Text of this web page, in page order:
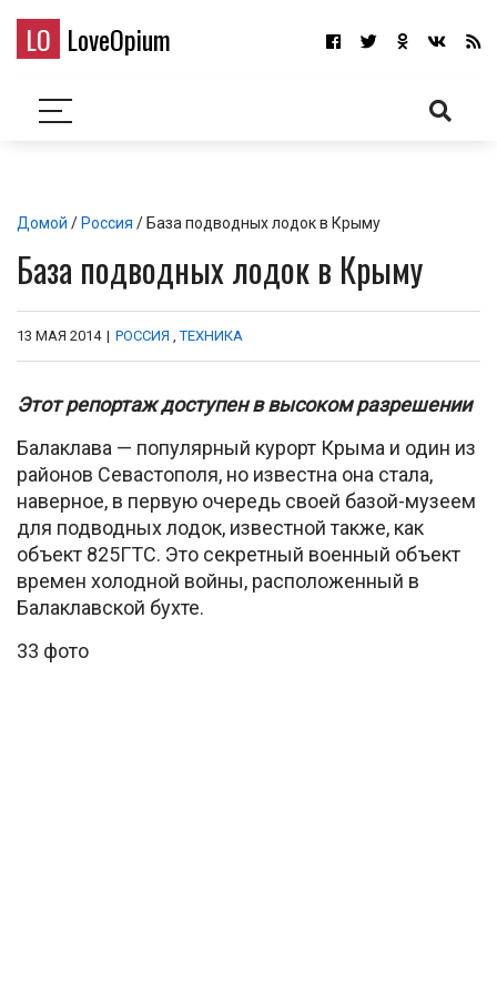
LO LoveOpium
Домой / Россия / База подводных лодок в Крыму
База подводных лодок в Крыму
13 МАЯ 2014 | РОССИЯ ,ТЕХНИКА
Этот репортаж доступен в высоком разрешении
Балаклава — популярный курорт Крыма и один из
районов Севастополя, но известна она стала,
наверное, в первую очередь своей базой-музеем
для подводных лодок, известной также, как
объект 825ГТС. Это секретный военный объект
времен холодной войны, расположенный в
Балаклавской бухте.
33 фото